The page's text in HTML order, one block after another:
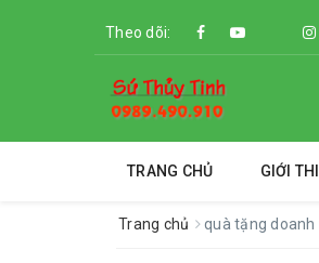
Theo dõi:
TRANG CHỦ GIỚI
Trang chủ quà tặng doanh